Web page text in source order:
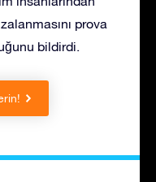
prova
bildirdi.